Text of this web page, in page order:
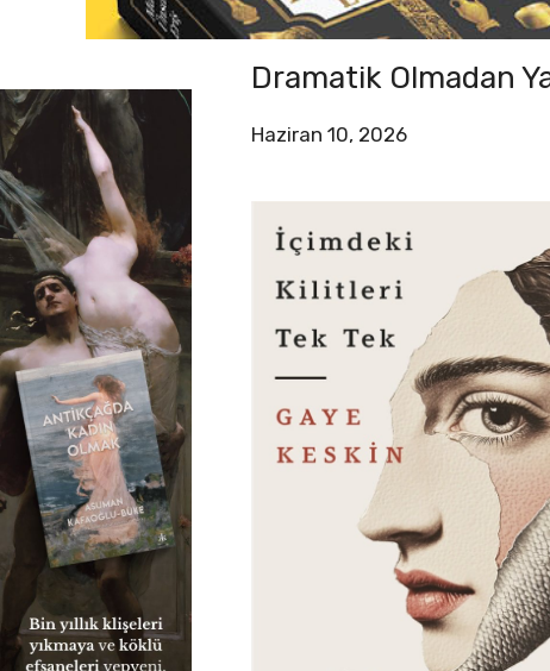
Dramatik Olmadan
Haziran 10, 2026